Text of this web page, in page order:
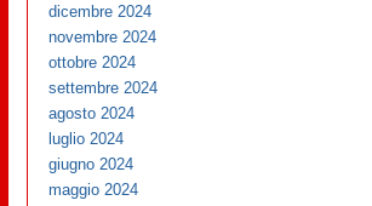
dicembre 2024
novembre 2024
ottobre 2024
settembre 2024
agosto 2024
luglio 2024
giugno 2024
maggio 2024